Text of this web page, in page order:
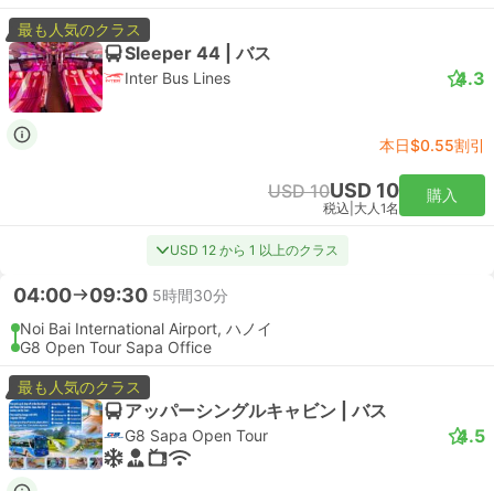
最も人気のクラス
Sleeper 44 | バス
Inter Bus Lines 4.3
本日$0.55割引
USD 10USD 10
税込 大人1名
購入
USD 12 から 1 以上のクラス
04:00 09:30 5時間30分
Noi Bai International Airport, ハノイ
G8 Open Tour Sapa Office
最も人気のクラス
アッパーシングルキャビン | バス
G8 Sapa Open Tour 4.5